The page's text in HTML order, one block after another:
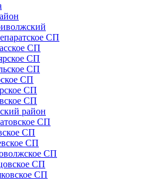
СП
СП
СП
СП
СП
СП
СП
район
СП
СП
СП
СП
СП
СП